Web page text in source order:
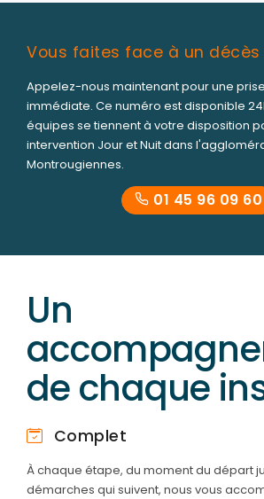
Vous faites face à un décès
Appelez-nous maintenant pour une
immédiate. Ce numéro est disponible
équipes se tiennent à votre disposition
intervention Jour et Nuit dans
Montrougiennes.
01 45 96 09 60
Un
de chaque
Complet
À chaque étape, du moment du départ
démarches qui suivent, nous vous